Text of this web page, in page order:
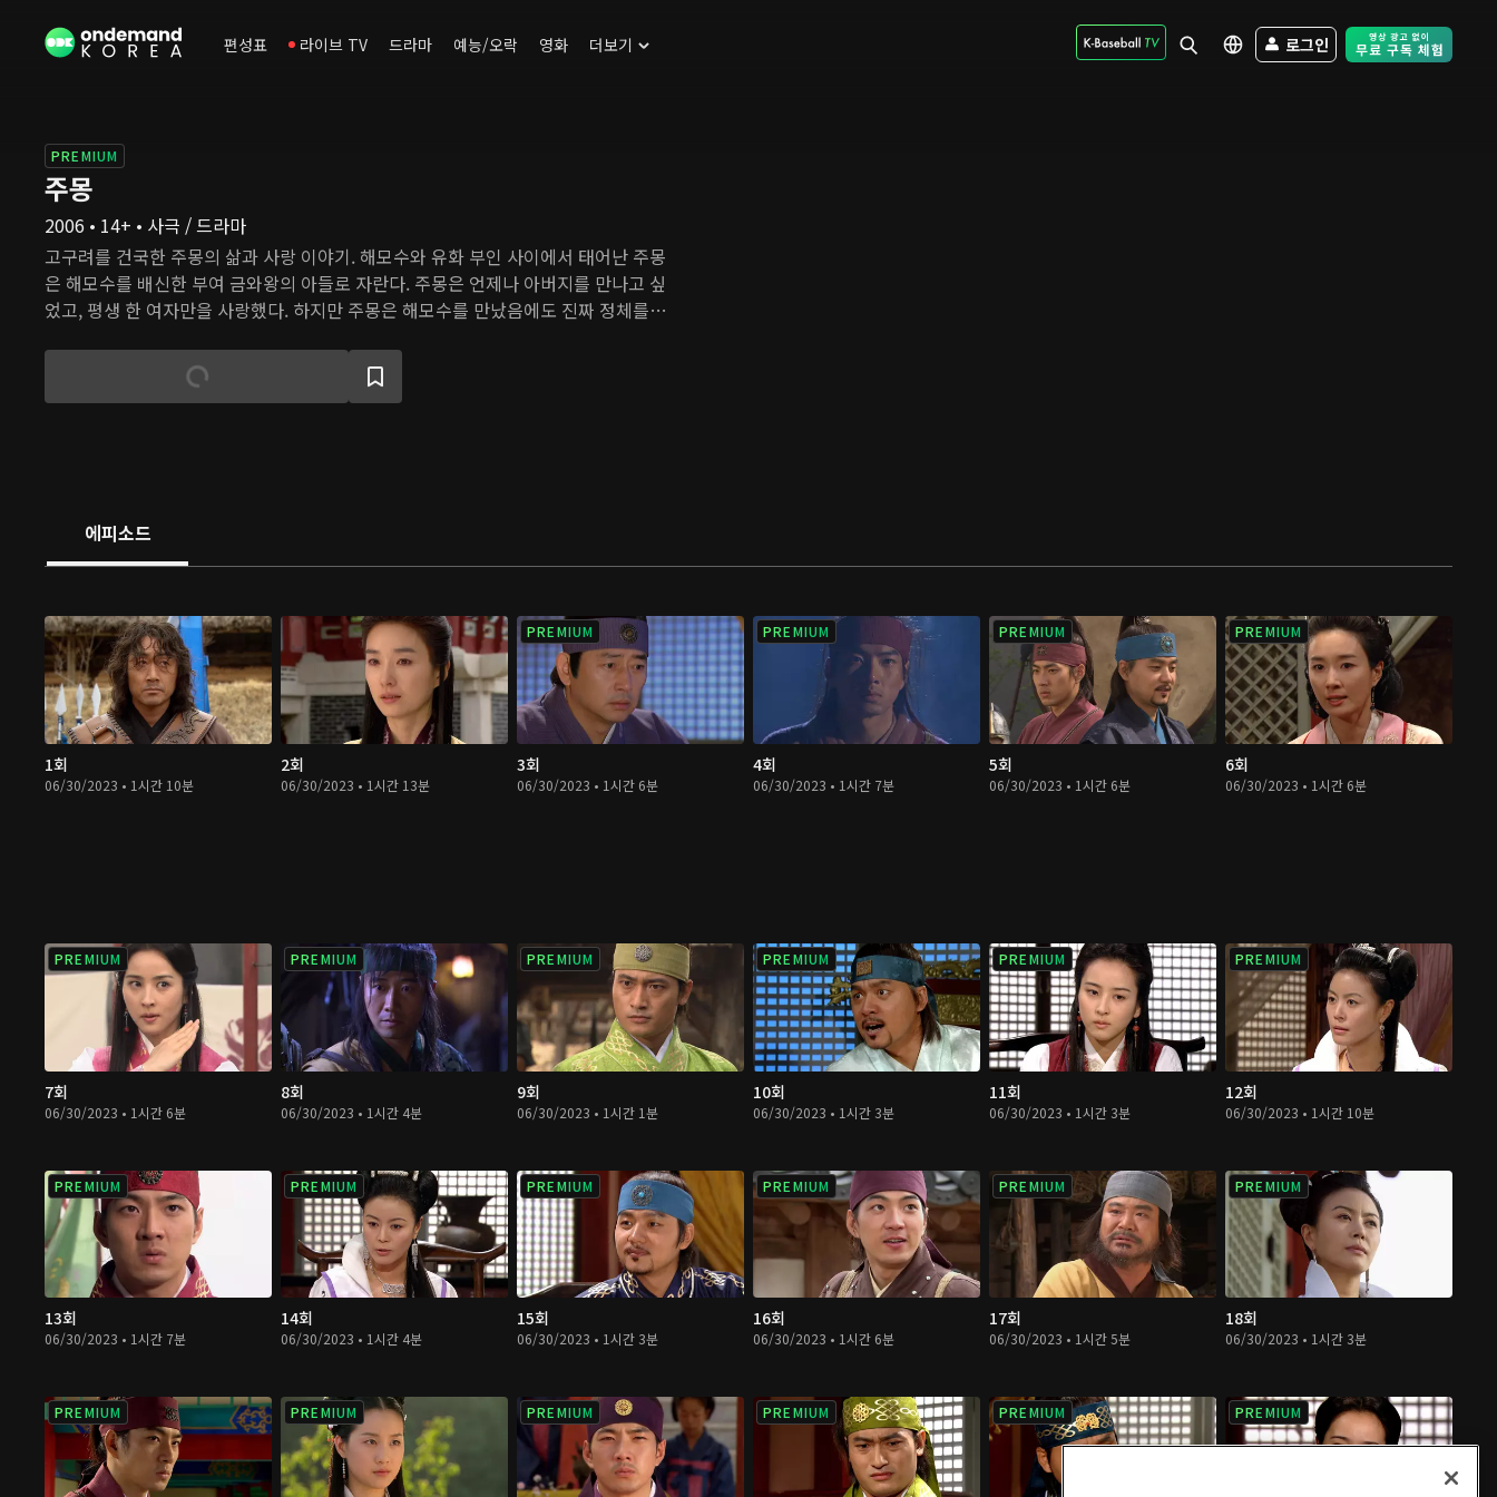
편성표 라이브 TV 드라마 예능/오락 영화 더보기 로그인 Free Trial -
PREMIUM
주몽
2006 • 14+ • 사극 / 드라마
고구려를 건국한 주몽의 삶과 사랑 이야기. 해모수와 유화 부인 사이에서 태어난 주몽
은 해모수를 배신한 부여 금와왕의 아들로 자란다. 주몽은 언제나 아버지를 만나고 싶
었고, 평생 한 여자만을 사랑했다. 하지만 주몽은 해모수를 만났음에도 진짜 정체를
소서노는 자신이 살았던 시대보다 앞서 볼 수 있는 밝고 담대한 여성이다. 그는 주몽
을 마음을 다해 사랑했으며, 그를 고구려를 이끌 지도자로 세우고 조언과 지원을 아끼
에피소드
1회
06/30/2023 • 1시간 10분
2회
06/30/2023 • 1시간 13분
PREMIUM
3회
06/30/2023 • 1시간 6분
PREMIUM
4회
06/30/2023 • 1시간 7분
PREMIUM
5회
06/30/2023 • 1시간 6분
PREMIUM
6회
06/30/2023 • 1시간 6분
PREMIUM
7회
06/30/2023 • 1시간 6분
PREMIUM
8회
06/30/2023 • 1시간 4분
PREMIUM
9회
06/30/2023 • 1시간 1분
PREMIUM
10회
06/30/2023 • 1시간 3분
PREMIUM
11회
06/30/2023 • 1시간 3분
PREMIUM
12회
06/30/2023 • 1시간 10분
PREMIUM
13회
06/30/2023 • 1시간 7분
PREMIUM
14회
06/30/2023 • 1시간 4분
PREMIUM
15회
06/30/2023 • 1시간 3분
PREMIUM
16회
06/30/2023 • 1시간 6분
PREMIUM
17회
06/30/2023 • 1시간 5분
PREMIUM
18회
06/30/2023 • 1시간 3분
PREMIUM PREMIUM PREMIUM PREMIUM PREMIUM PREMIUM